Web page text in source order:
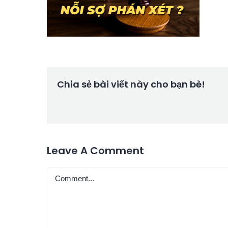
Chia sẻ bài viết này cho bạn bè!
Leave A Comment
Comment